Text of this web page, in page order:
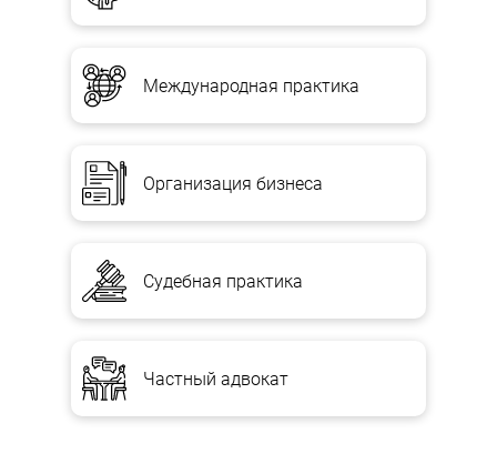
Международная практика
Организация бизнеса
Судебная практика
Частный адвокат